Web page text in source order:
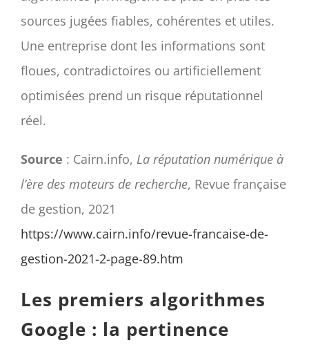
sources jugées fiables, cohérentes et utiles.
Une entreprise dont les informations sont
floues, contradictoires ou artificiellement
optimisées prend un risque réputationnel
réel.
Source : Cairn.info, La réputation numérique à
l’ère des moteurs de recherche, Revue française
de gestion, 2021
https://www.cairn.info/revue-francaise-de-
gestion-2021-2-page-89.htm
Les premiers algorithmes
Google : la pertinence